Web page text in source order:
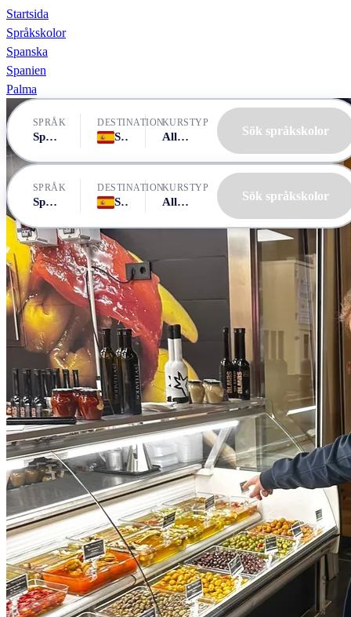
Startsida
Språkskolor
Spanska
Spanien
Palma
SPRÅK
Spanska
DESTINATION
Spanien, Palma
KURSTYP
Alla kurser Sök språkskolor
SPRÅK
Spanska
DESTINATION
Spanien, Palma
KURSTYP
Alla kurser Sök språkskolor
Språkskolor i Palma